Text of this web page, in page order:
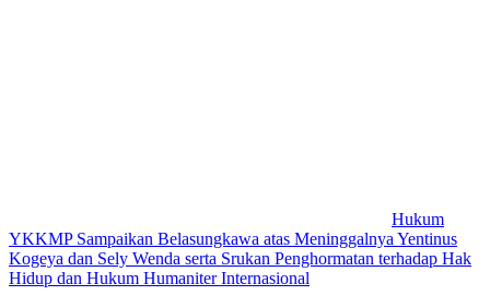
Hukum
YKKMP Sampaikan Belasungkawa atas Meninggalnya Yentinus
Kogeya dan Sely Wenda serta Srukan Penghormatan terhadap Hak
Hidup dan Hukum Humaniter Internasional